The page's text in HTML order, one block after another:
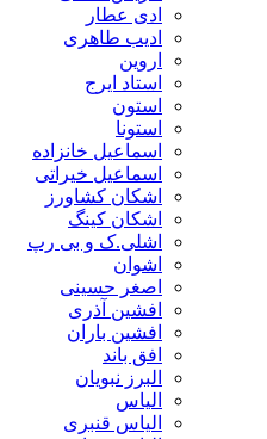
ادی عطار
ادیب طاهری
اروین
استاد ایرج
استون
استونا
اسماعیل خانزاده
اسماعیل خیراتی
اشکان کشاورز
اشکان کینگ
اشلی.ک و بی رپ
اشوان
اصغر حسینی
افشین آذری
افشین باران
افق باند
البرز نبویان
الیاس
الیاس قنبرى